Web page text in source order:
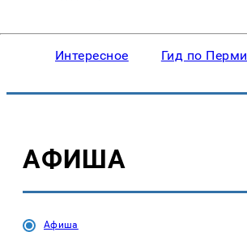
Интересное Гид по Перми
АФИША
Афиша